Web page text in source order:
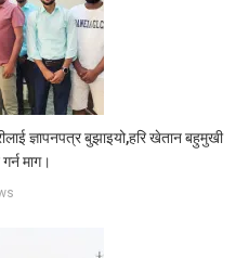
ज्ञापनपत्र बुझाइयो,हरि खेतान बहुमुखी
माग।